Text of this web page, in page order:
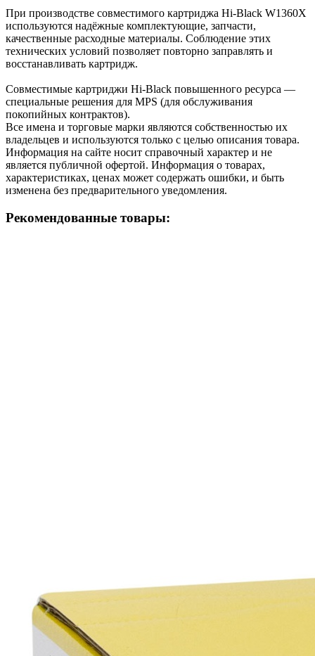
При производстве совместимого картриджа Hi-Black W1360X
используются надёжные комплектующие, запчасти,
качественные расходные материалы. Соблюдение этих
технических условий позволяет повторно заправлять и
восстанавливать картридж.
Cовместимые картриджи Hi-Black повышенного ресурса —
специальные решения для MPS (для обслуживания
покопийных контрактов).
Все имена и торговые марки являются собственностью их
владельцев и используются только с целью описания товара.
Информация на сайте носит справочный характер и не
является публичной офертой. Информация о товарах,
характеристиках, ценах может содержать ошибки, и быть
изменена без предварительного уведомления.
Рекомендованные товары: